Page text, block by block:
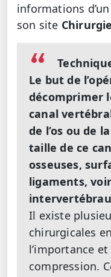
informations
son site
Le but de
décomprimer
canal
de l’os ou de
taille de ce
osseuses,
ligaments,
Il existe
chirurgicales
l’importance
compression.